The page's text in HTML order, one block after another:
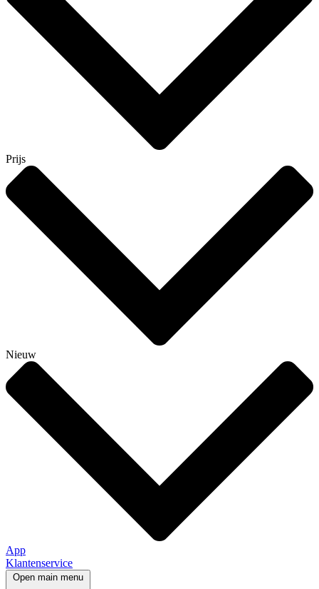
Prijs
Nieuw
App
Klantenservice
Open main menu